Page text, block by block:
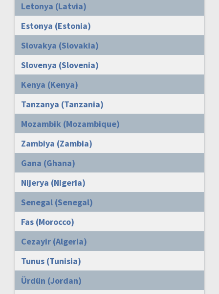
Letonya (Latvia)
Estonya (Estonia)
Slovakya (Slovakia)
Slovenya (Slovenia)
Kenya (Kenya)
Tanzanya (Tanzania)
Mozambik (Mozambique)
Zambiya (Zambia)
Gana (Ghana)
Nijerya (Nigeria)
Senegal (Senegal)
Fas (Morocco)
Cezayir (Algeria)
Tunus (Tunisia)
Ürdün (Jordan)